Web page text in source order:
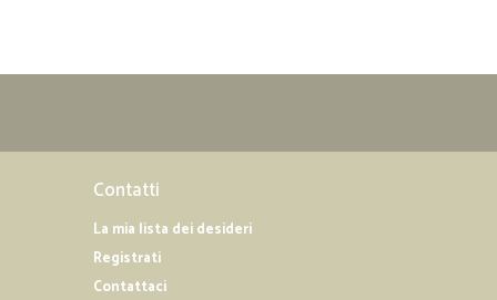
sono compresi i beni di prima necessità. Apprezzo
che sicuramente aiuta nei momenti in cui tutti gli
soddisfare.
che…
consegna . Consiglio di avvalersi visto il momento !
Contatti
La mia lista dei desideri
Registrati
Contattaci